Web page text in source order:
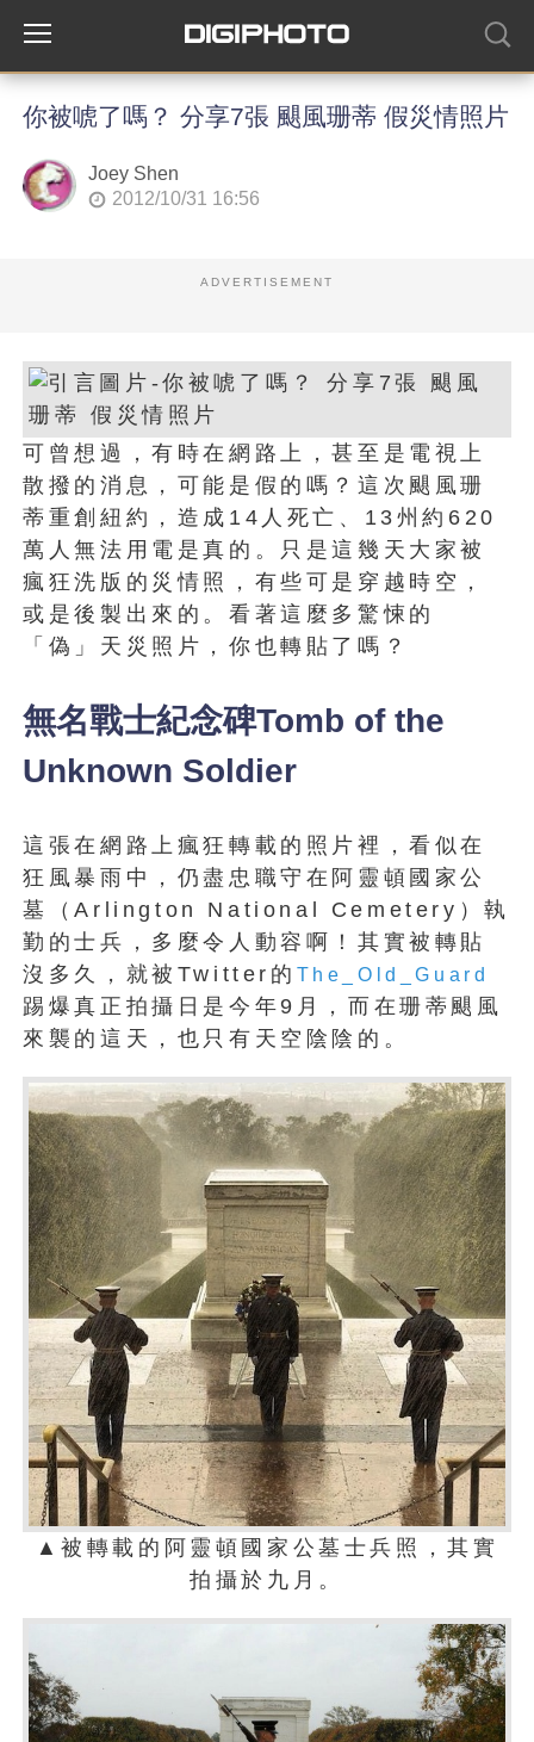
你被唬了嗎？ 分享7張 颶風珊蒂 假災情照片
Joey Shen
2012/10/31 16:56
ADVERTISEMENT
可曾想過，有時在網路上，甚至是電視上
散撥的消息，可能是假的嗎？這次颶風珊
蒂重創紐約，造成14人死亡、13州約620
萬人無法用電是真的。只是這幾天大家被
瘋狂洗版的災情照，有些可是穿越時空，
或是後製出來的。看著這麼多驚悚的
「偽」天災照片，你也轉貼了嗎？
無名戰士紀念碑Tomb of the
Unknown Soldier
這張在網路上瘋狂轉載的照片裡，看似在
狂風暴雨中，仍盡忠職守在阿靈頓國家公
墓（Arlington National Cemetery）執
勤的士兵，多麼令人動容啊！其實被轉貼
沒多久，就被Twitter的 The_Old_Guard
踢爆真正拍攝日是今年9月，而在珊蒂颶風
來襲的這天，也只有天空陰陰的。
▲被轉載的阿靈頓國家公墓士兵照，其實
拍攝於九月。